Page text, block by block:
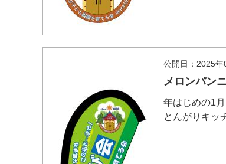
公開日：2025年
メロンパン
年はじめの1
とんがりキッ